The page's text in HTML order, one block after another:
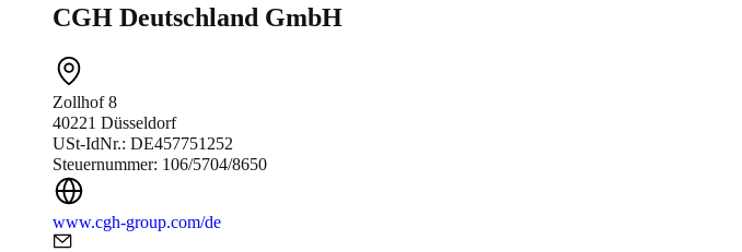
CGH Deutschland GmbH
Zollhof 8
40221 Düsseldorf
USt-IdNr.: DE457751252
Steuernummer: 106/5704/8650
www.cgh-group.com/de